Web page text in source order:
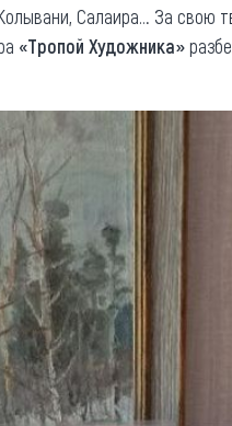
Салаира… За свою
«Тропой Художника»